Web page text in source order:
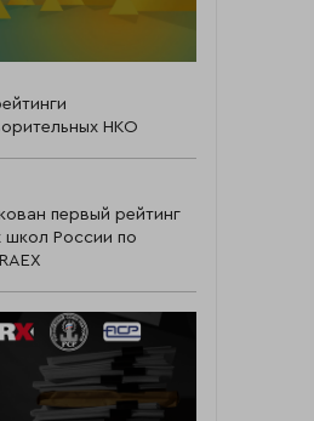
НКО
первый рейтинг
школ России по